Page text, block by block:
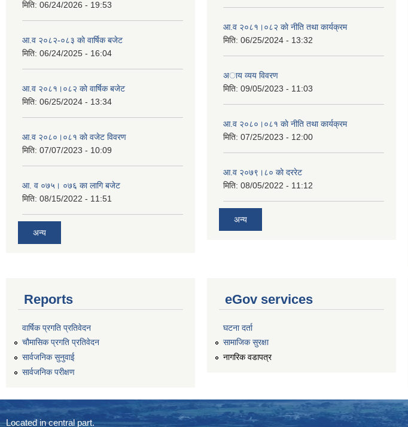
मिति: 06/24/2026 - 19:53
आ.व २०८२-०८३ काे वार्षिक बजेट
मिति: 06/24/2025 - 16:04
आ.व २०८१।०८२ काे वार्षिक बजेट
मिति: 06/25/2024 - 13:34
आ.व २०८०।०८१ काे वजेट विवरण
मिति: 07/07/2023 - 10:09
आ. व ०७५। ०७६ का लागि बजेट
मिति: 08/15/2022 - 11:51
अन्य
आ.व २०८१।०८२ काे नीति तथा कार्यक्रम
मिति: 06/25/2024 - 13:32
अाय व्यय विवरण
मिति: 09/05/2023 - 11:03
आ.व २०८०।०८१ काे नीति तथा कार्यक्रम
मिति: 07/25/2023 - 12:00
आ.व २०७९।८० काे दररेट
मिति: 08/05/2022 - 11:12
अन्य
Reports
वार्षिक प्रगति प्रतिवेदन
चौमासिक प्रगति प्रतिवेदन
सार्वजनिक सुनुवाई
सार्वजनिक परीक्षण
eGov services
घटना दर्ता
सामाजिक सुरक्षा
नागरिक वडापत्र
Located in central part.